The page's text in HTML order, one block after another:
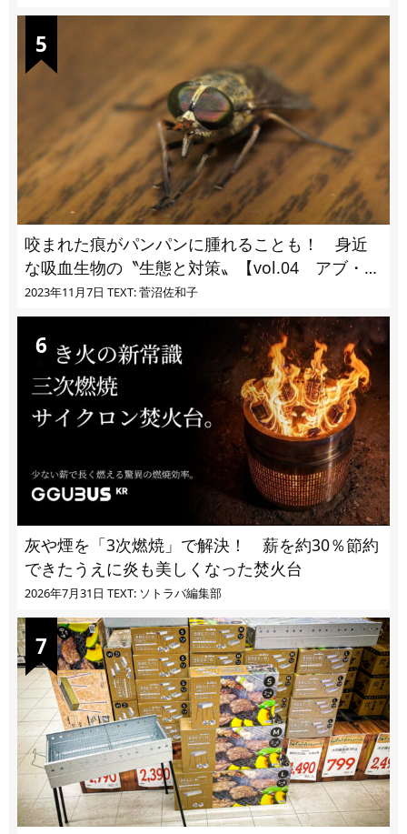
咬まれた痕がパンパンに腫れることも！ 身近
な吸血生物の〝生態と対策〟【vol.04 アブ・ブ
ユ・ヌカカ】
2023年11月7日 TEXT: 菅沼佐和子
灰や煙を「3次燃焼」で解決！ 薪を約30％節約
できたうえに炎も美しくなった焚火台
2026年7月31日 TEXT: ソトラバ編集部